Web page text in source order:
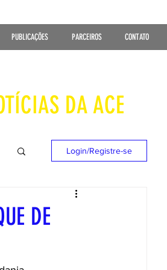
PUBLICAÇÕES PARCEIROS CONTATO
DA ACE
Login/Registre-se
DE